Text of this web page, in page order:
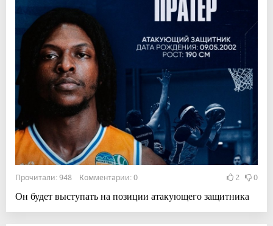
Прочитали: 948 Комментарии: 0 2 0
Он будет выступать на позиции атакующего защитника